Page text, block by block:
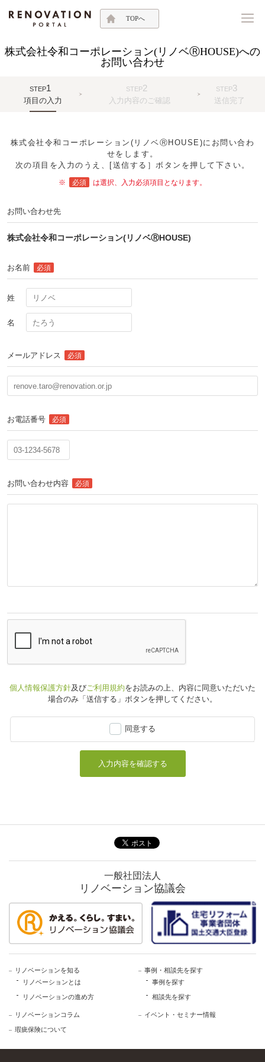
TOPへ
株式会社令和コーポレーション(リノベⓇHOUSE)への
お問い合わせ
STEP1
項目の入力
STEP2
入力内容のご確認
STEP3
送信完了
株式会社令和コーポレーション(リノベⓇHOUSE)にお問い合わ
せをします。
次の項目を入力のうえ、[送信する］ボタンを押して下さい。
※ 必須 は選択、入力必須項目となります。
お問い合わせ先
株式会社令和コーポレーション(リノベⓇHOUSE)
お名前 必須
姓
名
メールアドレス 必須
お電話番号 必須
お問い合わせ内容 必須
個人情報保護方針及びご利用規約をお読みの上、 内容に同意いただいた
場合のみ「送信する」ボタンを押してください。
同意する
入力内容を確認する
一般社団法人
リノベーション協議会
リノベーションを知る
リノベーションとは
リノベーションの進め方
リノベーションコラム
瑕疵保険について
事例・相談先を探す
事例を探す
相談先を探す
イベント・セミナー情報